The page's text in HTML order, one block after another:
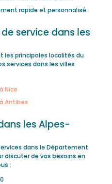
rapide et personnalisé.
service dans les
les principales localités du
services dans les villes
Nice
Antibes
les Alpes-
dans le Département
discuter de vos besoins en
: